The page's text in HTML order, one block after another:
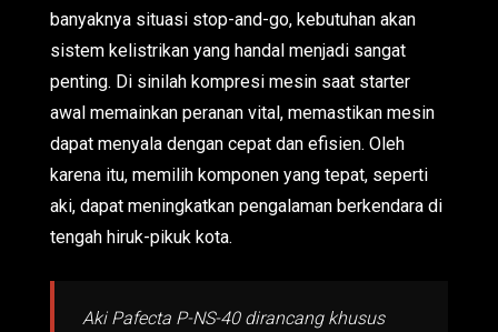
banyaknya situasi stop-and-go, kebutuhan akan
sistem kelistrikan yang handal menjadi sangat
penting. Di sinilah kompresi mesin saat starter
awal memainkan peranan vital, memastikan mesin
dapat menyala dengan cepat dan efisien. Oleh
karena itu, memilih komponen yang tepat, seperti
aki, dapat meningkatkan pengalaman berkendara di
tengah hiruk-pikuk kota.
Aki Pafecta P-NS-40 dirancang khusus